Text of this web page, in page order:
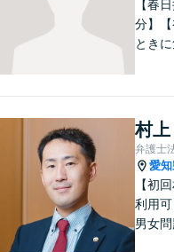
【春
分】
とき
でき
す。
村
弁護士
愛
【初
利用
男女